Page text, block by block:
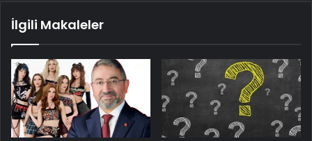
İlgili Makaleler